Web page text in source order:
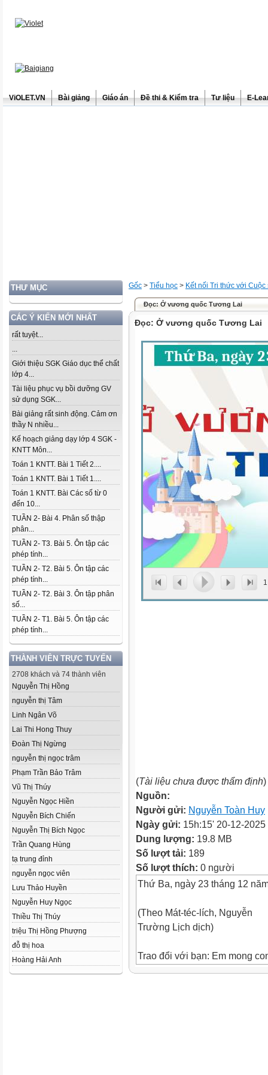
ViOLET.VN Bài giảng Giáo án Đề thi & Kiểm tra Tư liệu E-
THƯ MỤC
CÁC Ý KIẾN MỚI NHẤT
rất tuyệt...
...
Giới thiệu SGK Giáo dục thể chất
lớp 4...
Tài liệu phục vụ bồi dưỡng GV
sử dụng SGK...
Bài giảng rất sinh động. Cảm ơn
thầy N nhiều...
Kế hoạch giảng dạy lớp 4 SGK -
KNTT Môn...
Toán 1 KNTT. Bài 1 Tiết 2....
Toán 1 KNTT. Bài 1 Tiết 1....
Toán 1 KNTT. Bài Các số từ 0
đến 10...
TUẦN 2- Bài 4. Phân số thập
phân...
TUẦN 2- T3. Bài 5. Ôn tập các
phép tính...
TUẦN 2- T2. Bài 5. Ôn tập các
phép tính...
TUẦN 2- T2. Bài 3. Ôn tập phân
số...
TUẦN 2- T1. Bài 5. Ôn tập các
phép tính...
THÀNH VIÊN TRỰC TUYẾN
2708 khách và 74 thành viên
Nguyễn Thị Hồng
nguyễn thị Tâm
Linh Ngân Võ
Lai Thi Hong Thuy
Đoàn Thị Ngừng
nguyễn thị ngọc trâm
Phạm Trần Bảo Trâm
Vũ Thị Thúy
Nguyễn Ngọc Hiền
Nguyễn Bích Chiến
Nguyễn Thị Bích Ngọc
Trần Quang Hùng
tạ trung đỉnh
nguyễn ngọc viên
Lưu Thảo Huyền
Nguyễn Huy Ngọc
Thiều Thị Thúy
triệu Thị Hồng Phượng
đỗ thị hoa
Hoàng Hải Anh
Gốc > Tiểu học > Kết nối Tri thức với Cuộc
Đọc: Ở vương quốc Tương Lai
Đọc: Ở vương quốc Tương Lai
1
(Tài liệu chưa được thẩm định)
Nguồn:
Người gửi: Nguyễn Toàn Huy
Ngày gửi: 15h:15' 20-12-2025
Dung lượng: 19.8 MB
Số lượt tải: 189
Số lượt thích: 0 người
Thứ Ba, ngày 23 tháng 12
(Theo Mát-téc-lích, Nguyễn
Trường Lịch dịch)
Trao đổi với bạn: Em mong